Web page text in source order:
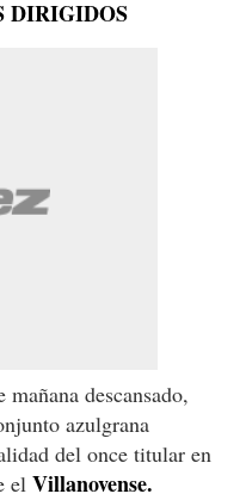
DIRIGIDOS
descansado,
azulgrana
del once titular en
el Villanovense.